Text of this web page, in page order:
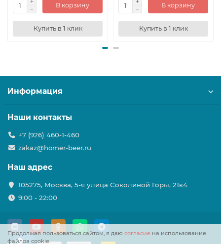
В корзину
Купить в 1 клик
В корзину
Купить в 1 клик
Продолжая пользоваться сайтом, я даю согласие на использование
файлов cookie.
Информация
Наши контакты
+7 (926) 460-1-460
zakaz@homer-beer.ru
Наш адрес
105275, Москва, 5-я улица Соколиной Горы, 21к4
9:00 - 22:00